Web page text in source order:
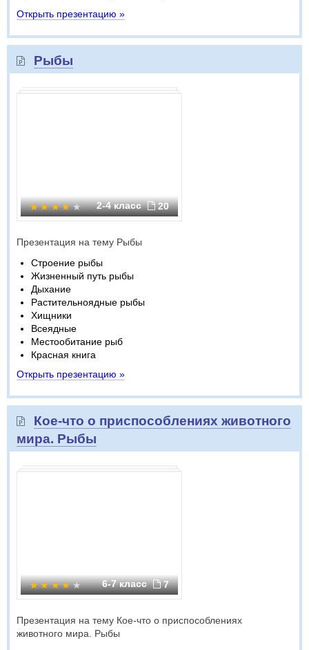
Открыть презентацию »
Рыбы
2-4 класс 20
Презентация на тему Рыбы
Строение рыбы
Жизненный путь рыбы
Дыхание
Растительноядные рыбы
Хищники
Всеядные
Местообитание рыб
Красная книга
Открыть презентацию »
Кое-что о приспособлениях животного
мира. Рыбы
6-7 класс 7
Презентация на тему Кое-что о приспособлениях
животного мира. Рыбы